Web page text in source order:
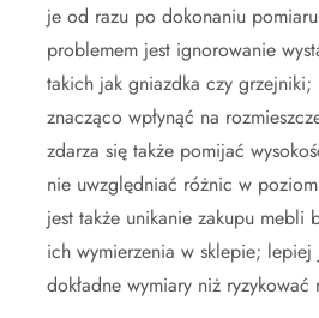
je od razu po dokonaniu
problemem jest ignorowanie
takich jak gniazdka czy
znacząco wpłynąć na
zdarza się także pomijać
nie uwzględniać różnic w
jest także unikanie zakupu mebli
ich wymierzenia w sklepie; lepiej
dokładne wymiary niż